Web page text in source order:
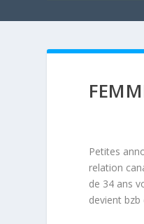
Petites
relation
de 34 ans
devient